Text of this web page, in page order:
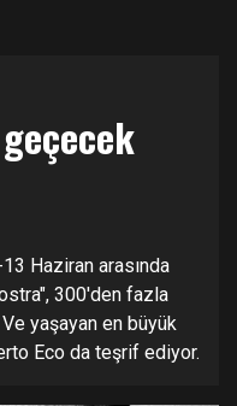
Haziran arasında
300'den fazla
yaşayan en büyük
Eco da teşrif ediyor.